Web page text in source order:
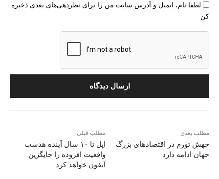
لطفا نام، ایمیل و آدرس سایت من را برای نظردهی‌های بعدی ذخیره
کن
مطلب قبلی
اپل تا ۱۰ سال آینده هدست
واقعیت افزوده را جایگزین
آیفون خواهد کرد
مطلب بعدی
جهش تورم در اقتصادهای بزرگ
جهان ادامه دارد